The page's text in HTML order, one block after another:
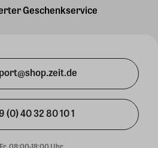
Geschenkservice
(0) 40 32 80 10 1